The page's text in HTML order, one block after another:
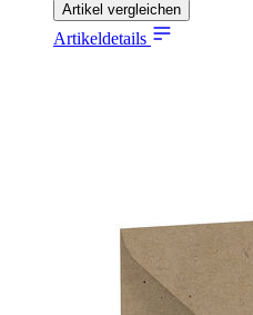
Artikel vergleichen
Artikeldetails